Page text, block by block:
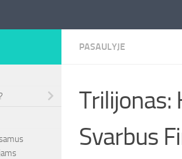
PASAULYJE
Trilijonas:
Svarbus